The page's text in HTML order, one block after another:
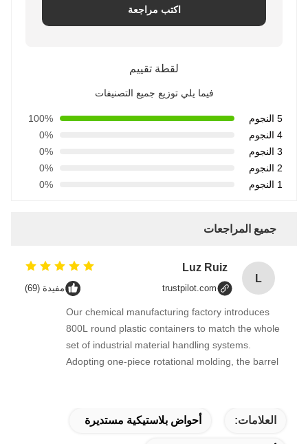
اكتب مراجعة
لقطة تقييم
فيما يلي توزيع جميع التصنيفات
5 النجوم
100%
4 النجوم
0%
3 النجوم
0%
2 النجوم
0%
1 النجوم
0%
جميع المراجعات
L
Luz Ruiz
trustpilot.com مفيدة (69)
Our chemical manufacturing factory introduces
800L round plastic containers to match the whole
set of industrial material handling systems.
Adopting one-piece rotational molding, the barrel
raw material storage and circulation on
production lines.
العلامات: أحواض بلاستيكية مستديرة